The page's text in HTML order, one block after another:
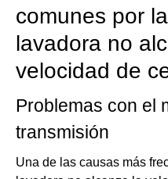
comunes por
lavadora no
velocidad de
Problemas con el
transmisión
Una de las causas más